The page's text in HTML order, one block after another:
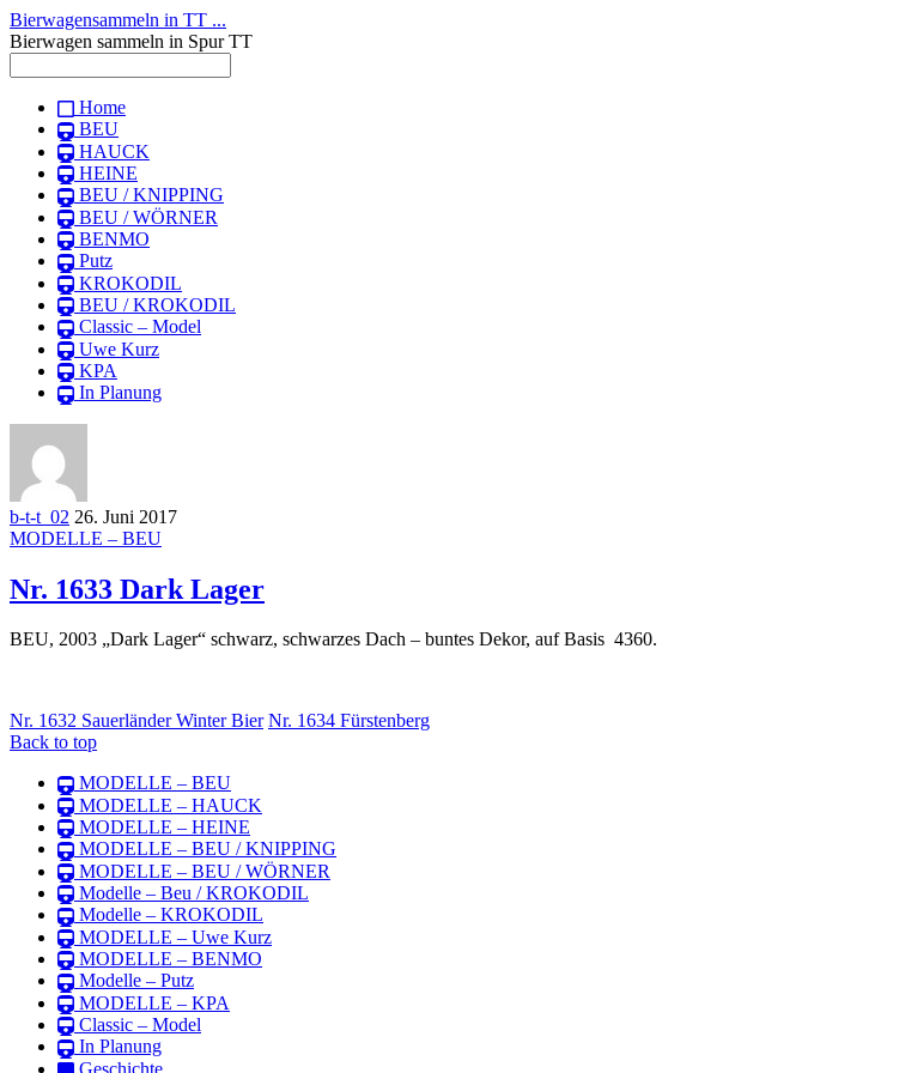
Bierwagensammeln in TT ...
Bierwagen sammeln in Spur TT
Home
BEU
HAUCK
HEINE
BEU / KNIPPING
BEU / WÖRNER
BENMO
Putz
KROKODIL
BEU / KROKODIL
Classic – Model
Uwe Kurz
KPA
In Planung
b-t-t_02 26. Juni 2017
MODELLE – BEU
Nr. 1633 Dark Lager
BEU, 2003 „Dark Lager“ schwarz, schwarzes Dach – buntes Dekor, auf Basis 4360.
Nr. 1632 Sauerländer Winter Bier Nr. 1634 Fürstenberg
Back to top
MODELLE – BEU
MODELLE – HAUCK
MODELLE – HEINE
MODELLE – BEU / KNIPPING
MODELLE – BEU / WÖRNER
Modelle – Beu / KROKODIL
Modelle – KROKODIL
MODELLE – Uwe Kurz
MODELLE – BENMO
Modelle – Putz
MODELLE – KPA
Classic – Model
In Planung
Geschichte